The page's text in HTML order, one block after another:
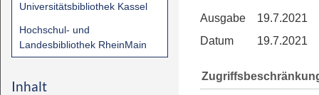
Universitätsbibliothek Kassel
Hochschul- und
Landesbibliothek RheinMain
Inhalt
Ausgabe
19.7.2021
Datum
19.7.2021